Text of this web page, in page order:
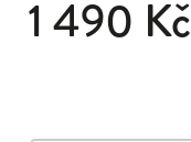
1 490 Kč